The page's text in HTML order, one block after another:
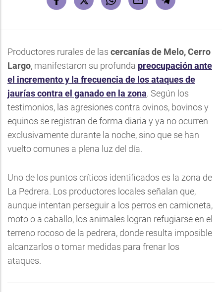
Productores rurales de las cercanías de Melo, Cerro
Largo, manifestaron su profunda preocupación ante
el incremento y la frecuencia de los ataques de
jaurías contra el ganado en la zona. Según los
testimonios, las agresiones contra ovinos, bovinos y
equinos se registran de forma diaria y ya no ocurren
exclusivamente durante la noche, sino que se han
vuelto comunes a plena luz del día.
Uno de los puntos críticos identificados es la zona de
La Pedrera. Los productores locales señalan que,
aunque intentan perseguir a los perros en camioneta,
moto o a caballo, los animales logran refugiarse en el
terreno rocoso de la pedrera, donde resulta imposible
alcanzarlos o tomar medidas para frenar los
ataques.